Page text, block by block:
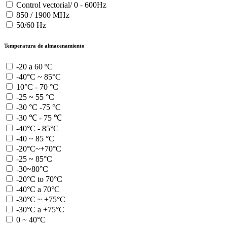
Control vectorial/ 0 - 600Hz
850 / 1900 MHz
50/60 Hz
Temperatura de almacenamiento
-20 a 60 ºC
-40°C ~ 85°C
10°C - 70 °C
-25 ~ 55 °C
-30 °C -75 °C
-30 ℃ - 75 ℃
-40°C - 85°C
-40 ~ 85 °C
-20°C~+70°C
-25 ~ 85°C
-30~80°C
-20°C to 70°C
-40°C a 70°C
-30°C ~ +75°C
-30°C a +75°C
0 ~ 40°C